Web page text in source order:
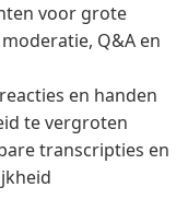
voor grote
Q&A en
en handen
te vergroten
transcripties en